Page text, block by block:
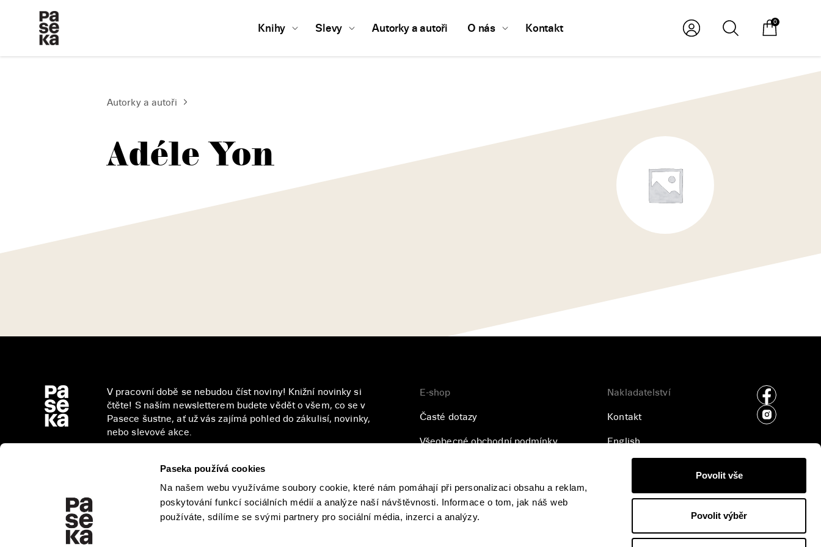
Paseka používá cookies
Na našem webu využíváme soubory cookie, které nám pomáhají při personalizaci obsahu a reklam,
poskytování funkcí sociálních médií a analýze naší návštěvnosti. Informace o tom, jak náš web
používáte, sdílíme se svými partnery pro sociální média, inzerci a analýzy.
Povolit vše
Povolit výběr
Knihy Slevy Autorky a autoři O nás Kontakt 0
Autorky a autoři
Adéle Yon
V pracovní době se nebudou číst noviny! Knižní novinky si
čtěte! S naším newsletterem budete vědět o všem, co se v
Pasece šustne, ať už vás zajímá pohled do zákulisí, novinky,
nebo slevové akce.
Přihlášením se k odběru novinek souhlasíte se zpracováním vašich
osobních údajů.
E-shop
Časté dotazy
Všeobecné obchodní podmínky
Nakladatelství
Kontakt
English
Pro média